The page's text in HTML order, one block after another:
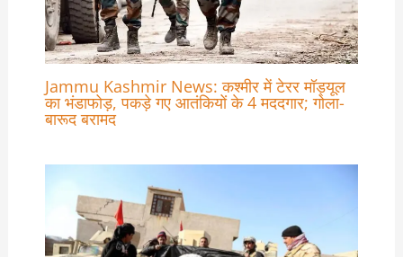
Jammu Kashmir News: कश्मीर में टेरर मॉड्यूल
का भंडाफोड़, पकड़े गए आतंकियों के 4 मददगार; गोला-
बारूद बरामद